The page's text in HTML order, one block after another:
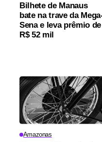
Bilhete de Manaus
bate na trave da
Sena e leva prêmio de
R$ 52 mil
Amazonas